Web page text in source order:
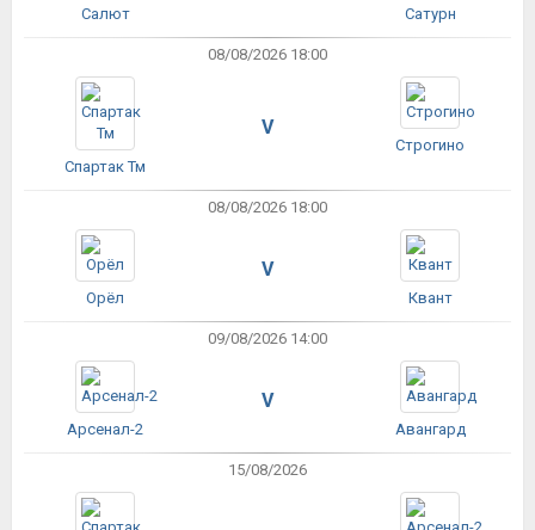
Салют Сатурн
08/08/2026 18:00
Спартак Тм
V
Строгино
08/08/2026 18:00
Орёл
V
Квант
09/08/2026 14:00
Арсенал-2
V
Авангард
15/08/2026